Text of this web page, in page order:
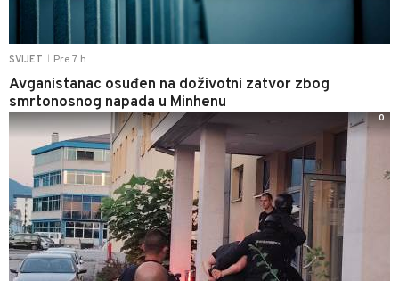
SVIJET Pre 7 h
Avganistanac osuđen na doživotni zatvor zbog
smrtonosnog napada u Minhenu
0